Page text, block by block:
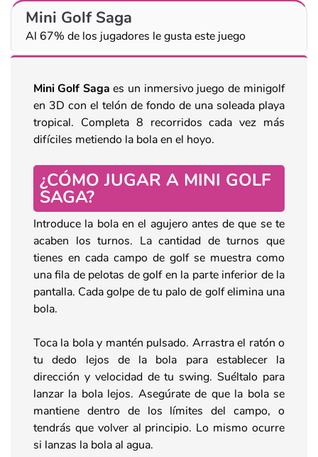
Mini Golf Saga
Al 67% de los jugadores le gusta este juego
Mini Golf Saga es un inmersivo juego de minigolf
en 3D con el telón de fondo de una soleada playa
tropical. Completa 8 recorridos cada vez más
difíciles metiendo la bola en el hoyo.
¿CÓMO JUGAR A MINI GOLF
SAGA?
Introduce la bola en el agujero antes de que se te
acaben los turnos. La cantidad de turnos que
tienes en cada campo de golf se muestra como
una fila de pelotas de golf en la parte inferior de la
pantalla. Cada golpe de tu palo de golf elimina una
bola.
Toca la bola y mantén pulsado. Arrastra el ratón o
tu dedo lejos de la bola para establecer la
dirección y velocidad de tu swing. Suéltalo para
lanzar la bola lejos. Asegúrate de que la bola se
mantiene dentro de los límites del campo, o
tendrás que volver al principio. Lo mismo ocurre
si lanzas la bola al agua.